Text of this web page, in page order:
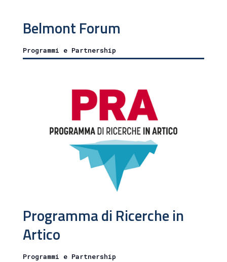
Belmont Forum
Programmi e Partnership
Programma di Ricerche in
Artico
Programmi e Partnership